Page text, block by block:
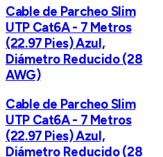
Cable de Parcheo Slim
UTP Cat6A - 7 Metros
(22.97 Pies) Azul,
Diámetro Reducido (28
AWG)
Cable de Parcheo Slim
UTP Cat6A - 7 Metros
(22.97 Pies) Azul,
Diámetro Reducido (28